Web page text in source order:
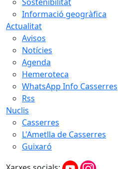
Informació geogràfica
Actualitat
Avisos
Notícies
Agenda
Hemeroteca
WhatsApp Info Casserres
Rss
Nuclis
Casserres
L'Ametlla de Casserres
Guixaró